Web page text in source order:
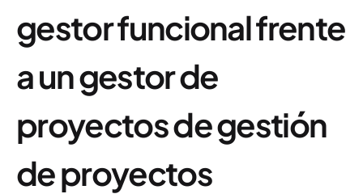
gestor funcional frente
a un gestor de
proyectos de gestión
de proyectos